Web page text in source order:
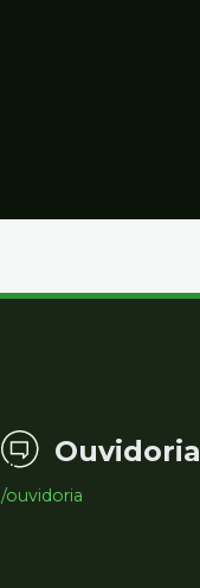
Ouvidoria
/ouvidoria